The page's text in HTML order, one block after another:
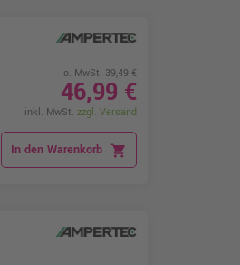
o. MwSt. 39,49 €
46,99 €
inkl. MwSt. zzgl. Versand
In den Warenkorb shopping_cart